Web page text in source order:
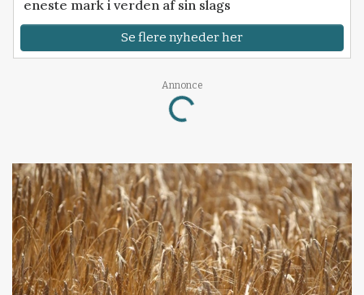
eneste mark i verden af sin slags
Se flere nyheder her
Annonce
Loading...